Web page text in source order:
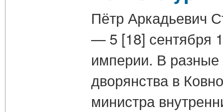
Пётр Аркадьевич
— 5 [18] сентября
империи. В разные
дворянства в
министра